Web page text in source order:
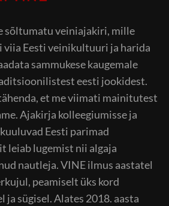
sõltumatu veiniajakiri, mille
viia Eesti veinikultuuri ja harida
sammukese kaugemale
eesti jookidest.
et me viimati mainitutest
Ajakirja kolleegiumisse ja
Eesti parimad
leiab lugemist nii algaja
nautleja. VINE ilmus aastatel
peamiselt üks kord
ja sügisel. Alates 2018. aasta